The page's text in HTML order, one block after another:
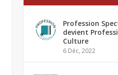
Profession
devient
Culture
6 Déc, 2022